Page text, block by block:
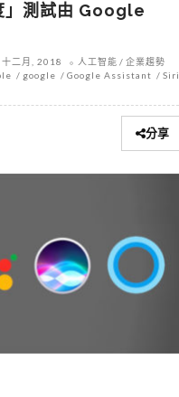
」測試由 Google
二月, 2018 人工智能
企業趨勢
google Google Assistant
Siri
分享